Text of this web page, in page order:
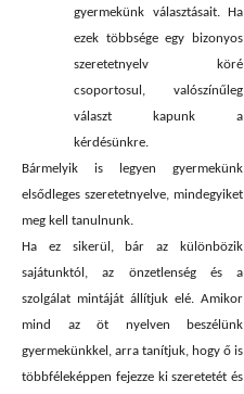
gyermekünk választásait. Ha
ezek többsége egy bizonyos
szeretetnyelv köré
csoportosul, valószínűleg
választ kapunk a
kérdésünkre.
Bármelyik is legyen gyermekünk
elsődleges szeretetnyelve, mindegyiket
meg kell tanulnunk.
Ha ez sikerül, bár az különbözik
sajátunktól, az önzetlenség és a
szolgálat mintáját állítjuk elé. Amikor
mind az öt nyelven beszélünk
gyermekünkkel, arra tanítjuk, hogy ő is
többféleképpen fejezze ki szeretetét és